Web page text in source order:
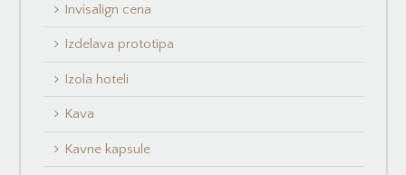
Invisalign cena
Izdelava prototipa
Izola hoteli
Kava
Kavne kapsule